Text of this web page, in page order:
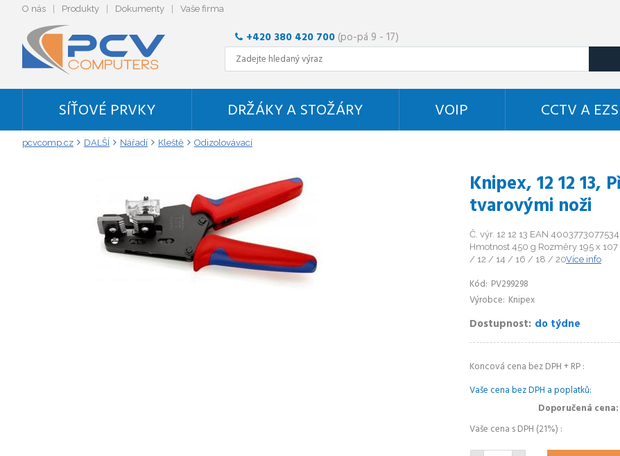
O nás Produkty Dokumenty Vaše firma
+420 380 420 700 (po-pá 9 - 17)
SÍŤOVÉ PRVKY DRŽÁKY A STOŽÁRY VOIP CCTV A EZS
pcvcomp.cz DALŠÍ Nářadí Kleště Odizolovávací
Knipex, 12 12 13,
tvarovými noži
Č. výr. 12 12 13 EAN
Hmotnost 450 g Rozměry 195 x
/ 12 / 14 / 16 / 18 / 20Více info
Kód PV299298
Výrobce Knipex
Dostupnost do týdne
Koncová cena bez DPH + RP
Vaše cena bez DPH a poplatků
Doporučená cena
Vaše cena s DPH (21%)